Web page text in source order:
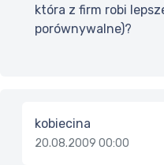
która z firm robi
porównywalne)?
kobiecina
20.08.2009 00:00